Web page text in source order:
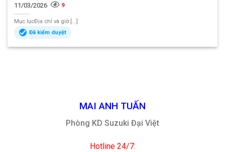
11/03/2026 9
Mục lụcĐịa chỉ và giờ [...]
Đã kiểm duyệt
MAI ANH TUẤN
Phòng KD Suzuki Đại Việt
Hotline 24/7: